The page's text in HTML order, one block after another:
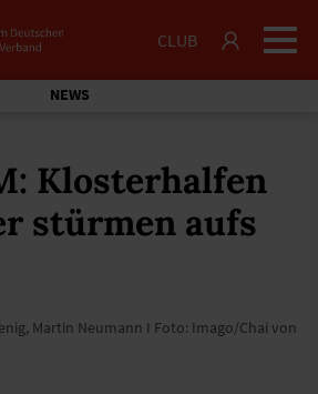
CLUB
NEWS
Klosterhalfen
stürmen aufs
Martin Neumann I Foto: Imago/Chai von